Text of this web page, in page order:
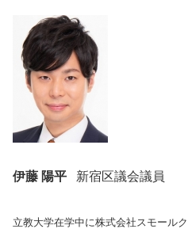
伊藤 陽平 新宿区議会議員
立教大学在学中に株式会社スモール